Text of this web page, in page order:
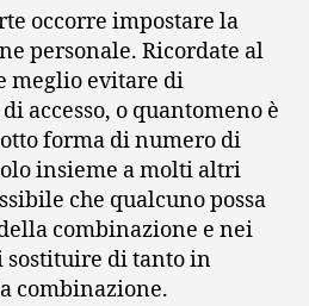
occorre impostare la
personale. Ricordate al
meglio evitare di
accesso, o quantomeno è
forma di numero di
insieme a molti altri
che qualcuno possa
combinazione e nei
di tanto in
combinazione.